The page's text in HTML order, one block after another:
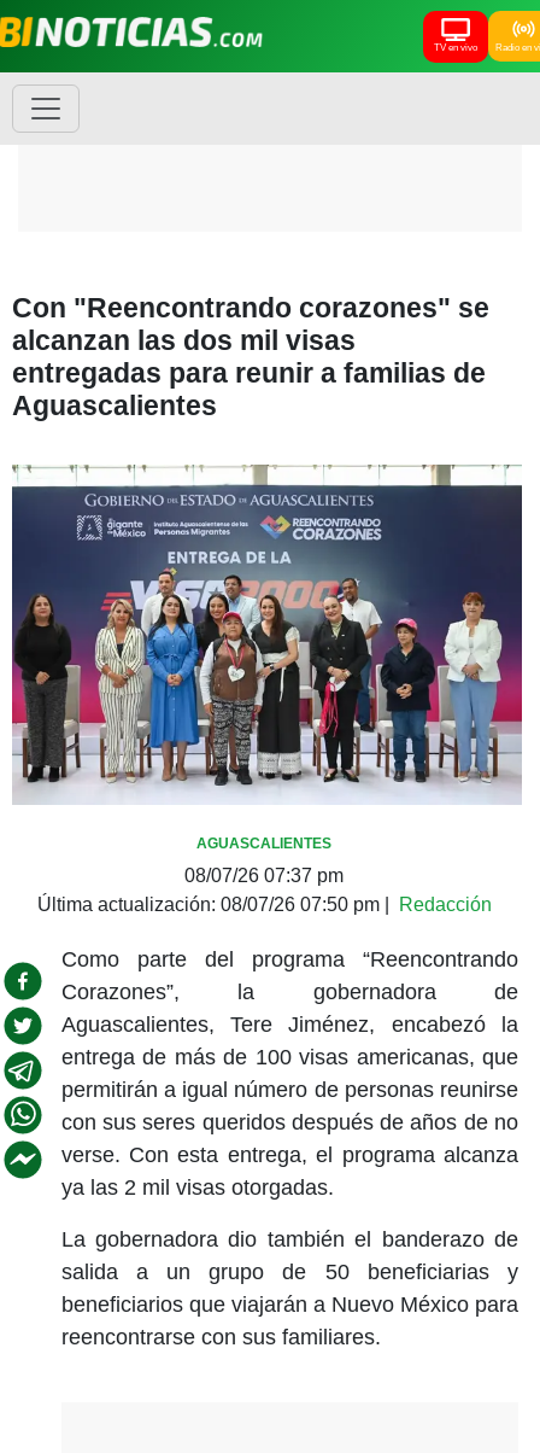
TV en vivo Radio en
Con "Reencontrando corazones" se
alcanzan las dos mil visas
entregadas para reunir a familias de
Aguascalientes
AGUASCALIENTES
08/07/26 07:37 pm
Última actualización: 08/07/26 07:50 pm| Redacción
Como parte del programa “Reencontrando
Corazones”, la gobernadora de
Aguascalientes, Tere Jiménez, encabezó la
entrega de más de 100 visas americanas, que
permitirán a igual número de personas reunirse
con sus seres queridos después de años de no
verse. Con esta entrega, el programa alcanza
ya las 2 mil visas otorgadas.
La gobernadora dio también el banderazo de
salida a un grupo de 50 beneficiarias y
beneficiarios que viajarán a Nuevo México para
reencontrarse con sus familiares.